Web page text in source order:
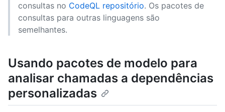
consultas no CodeQL repositório. Os pacotes de
consultas para outras linguagens são
semelhantes.
Usando pacotes de modelo para
analisar chamadas a dependências
personalizadas